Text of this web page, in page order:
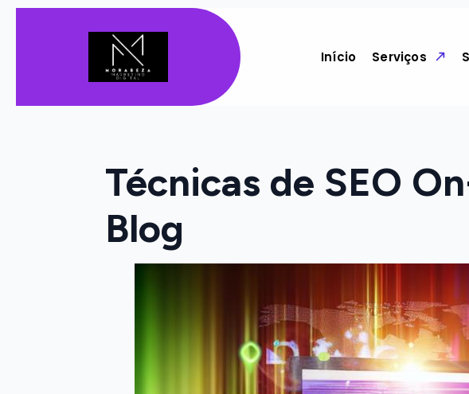
Início Serviços
Técnicas de SEO
Blog